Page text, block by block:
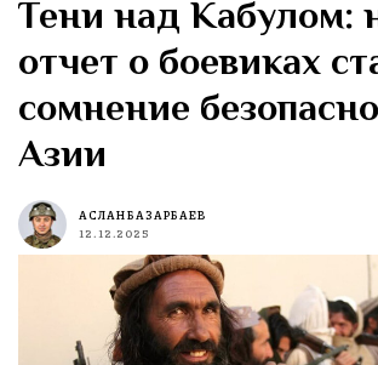
Тени над Кабулом:
отчет о боевиках
сомнение
Азии
АСЛАН БАЗАРБАЕВ
12.12.2025